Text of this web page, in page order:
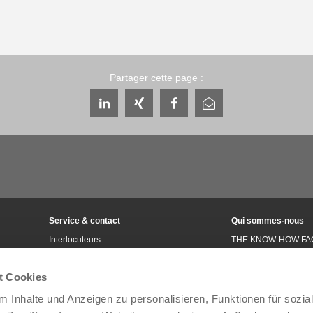
Cookies
Inhalte und Anzeigen zu personalisieren, Funktionen für
Partager cette page :
Service & contact
Interlocuteurs
Service
Qui sommes-nous
THE KNOW-HOW
Gestion de la qualité,